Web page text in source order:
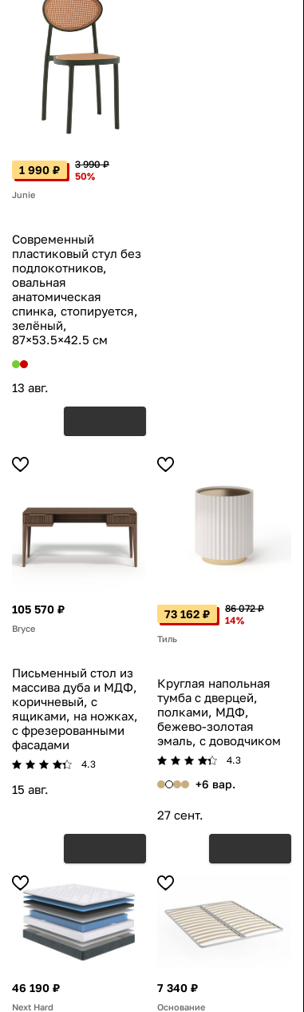
1 990 ₽
3 990 ₽
50%
Junie
Современный
пластиковый стул без
подлокотников,
овальная
анатомическая
спинка, стопируется,
зелёный,
87×53.5×42.5 см
13 авг.
105 570 ₽
Bryce
Письменный стол из
массива дуба и МДФ,
коричневый, с
ящиками, на ножках,
с фрезерованными
фасадами
4.3
15 авг.
73 162 ₽
86 072 ₽
14%
Тиль
Круглая напольная
тумба с дверцей,
полками, МДФ,
бежево-золотая
эмаль, с доводчиком
4.3
+6 вар.
27 сент.
46 190 ₽
Next Hard
7 340 ₽
Основание